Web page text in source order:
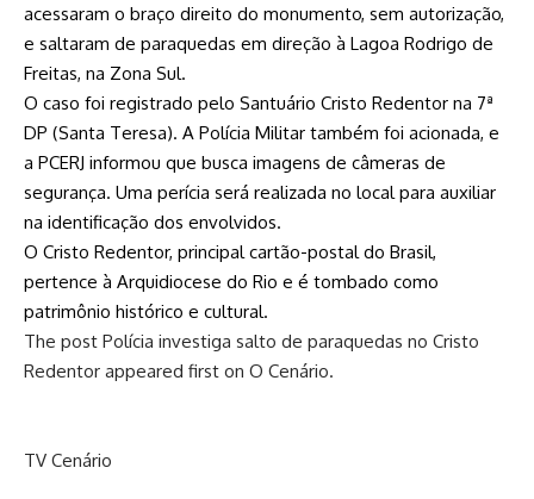
acessaram o braço direito do monumento, sem autorização,
e saltaram de paraquedas em direção à Lagoa Rodrigo de
Freitas, na Zona Sul.
O caso foi registrado pelo Santuário Cristo Redentor na 7ª
DP (Santa Teresa). A Polícia Militar também foi acionada, e
a PCERJ informou que busca imagens de câmeras de
segurança. Uma perícia será realizada no local para auxiliar
na identificação dos envolvidos.
O Cristo Redentor, principal cartão-postal do Brasil,
pertence à Arquidiocese do Rio e é tombado como
patrimônio histórico e cultural.
The post Polícia investiga salto de paraquedas no Cristo
Redentor appeared first on O Cenário.
TV Cenário